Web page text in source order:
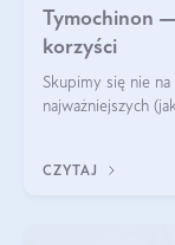
Tymochinon
korzyści
Skupimy się nie
najważniejszych
CZYTAJ